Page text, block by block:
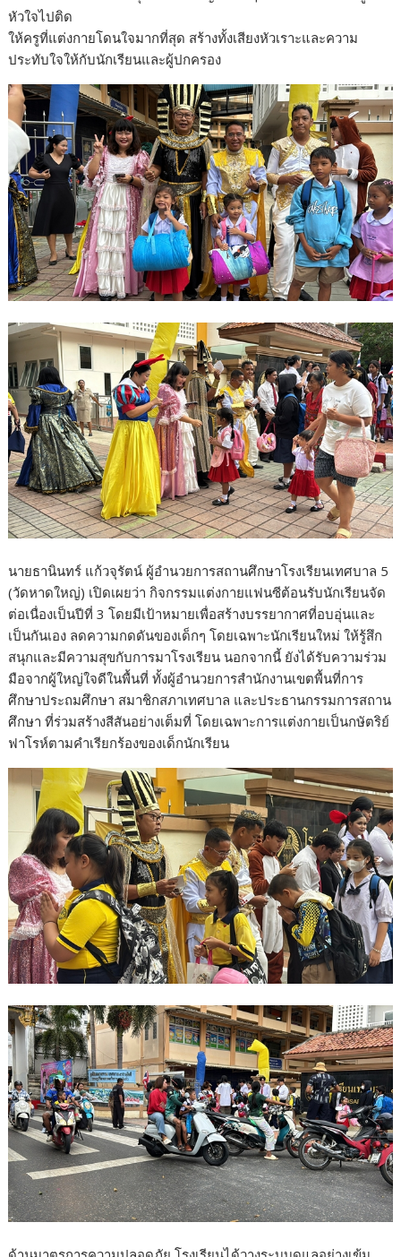
หัวใจไปติด
ให้ครูที่แต่งกายโดนใจมากที่สุด สร้างทั้งเสียงหัวเราะและความ
ประทับใจให้กับนักเรียนและผู้ปกครอง
นายธานินทร์ แก้วจุรัตน์ ผู้อำนวยการสถานศึกษาโรงเรียนเทศบาล 5
(วัดหาดใหญ่) เปิดเผยว่า กิจกรรมแต่งกายแฟนซีต้อนรับนักเรียนจัด
ต่อเนื่องเป็นปีที่ 3 โดยมีเป้าหมายเพื่อสร้างบรรยากาศที่อบอุ่นและ
เป็นกันเอง ลดความกดดันของเด็กๆ โดยเฉพาะนักเรียนใหม่ ให้รู้สึก
สนุกและมีความสุขกับการมาโรงเรียน นอกจากนี้ ยังได้รับความร่วม
มือจากผู้ใหญ่ใจดีในพื้นที่ ทั้งผู้อำนวยการสำนักงานเขตพื้นที่การ
ศึกษาประถมศึกษา สมาชิกสภาเทศบาล และประธานกรรมการสถาน
ศึกษา ที่ร่วมสร้างสีสันอย่างเต็มที่ โดยเฉพาะการแต่งกายเป็นกษัตริย์
ฟาโรห์ตามคำเรียกร้องของเด็กนักเรียน